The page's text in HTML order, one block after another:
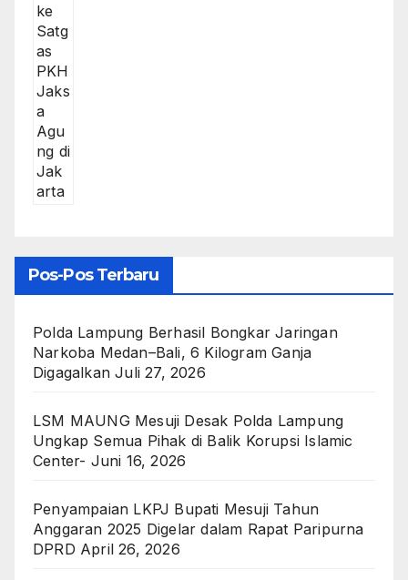
Pos-Pos Terbaru
Polda Lampung Berhasil Bongkar Jaringan
Narkoba Medan–Bali, 6 Kilogram Ganja
Digagalkan Juli 27, 2026
LSM MAUNG Mesuji Desak Polda Lampung
Ungkap Semua Pihak di Balik Korupsi Islamic
Center- Juni 16, 2026
Penyampaian LKPJ Bupati Mesuji Tahun
Anggaran 2025 Digelar dalam Rapat Paripurna
DPRD April 26, 2026